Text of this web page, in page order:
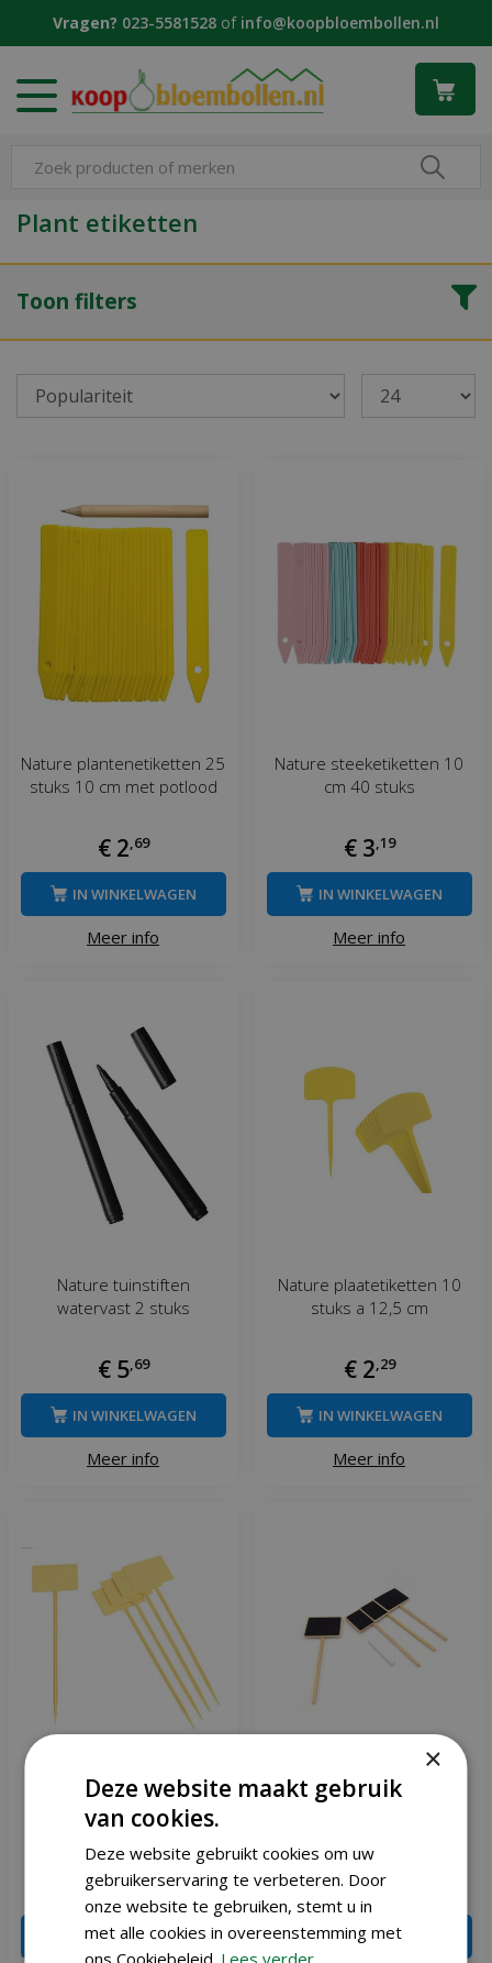
Vragen? 023-5581528 of info@koopbloembollen.nl
Plant etiketten
Toon filters
Nature plantenetiketten 25
stuks 10 cm met potlood
€ 2 69
Meer info
IN WINKELWAGEN
Nature steeketiketten 10
cm 40 stuks
€ 3 19
Meer info
IN WINKELWAGEN
Nature tuinstiften
watervast 2 stuks
€ 5 69
Meer info
IN WINKELWAGEN
Nature plaatetiketten 10
stuks a 12,5 cm
€ 2 29
Meer info
IN WINKELWAGEN
Nature plaatetiketten 34
cm 5 stuks
€4,39
IN WINKELWAGEN
Nature plaatetiket met
€9,99
IN WINKELWAGEN
×
Deze website maakt gebruik
van cookies.
Deze website gebruikt cookies om uw
gebruikerservaring te verbeteren. Door
onze website te gebruiken, stemt u in
met alle cookies in overeenstemming met
ons Cookiebeleid. Lees verder